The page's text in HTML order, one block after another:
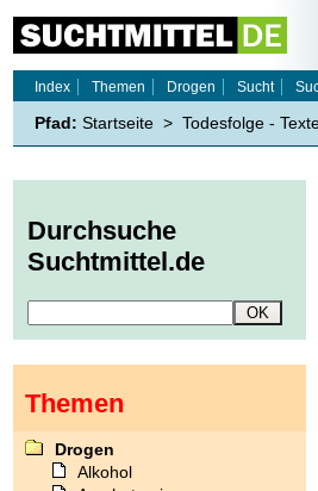
Index
Themen Drogen Sucht
Pfad: Startseite > Todesfolge -
Durchsuche
Suchtmittel.de
Themen
Drogen
Alkohol